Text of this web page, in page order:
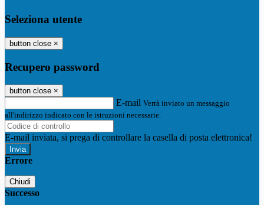
Seleziona utente
button close ×
Recupero password
button close ×
E-mail Verrà inviato un messaggio
all'indirizzo indicato con le istruzioni necessarie.
E-mail inviata, si prega di controllare la casella di posta elettronica!
Errore
Chiudi
Successo